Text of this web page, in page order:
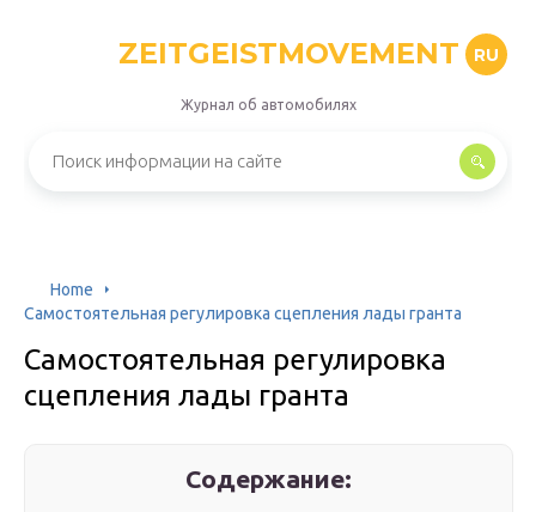
ZEITGEISTMOVEMENT RU
Журнал об автомобилях
Home
Самостоятельная регулировка сцепления лады гранта
Самостоятельная регулировка
сцепления лады гранта
Содержание: